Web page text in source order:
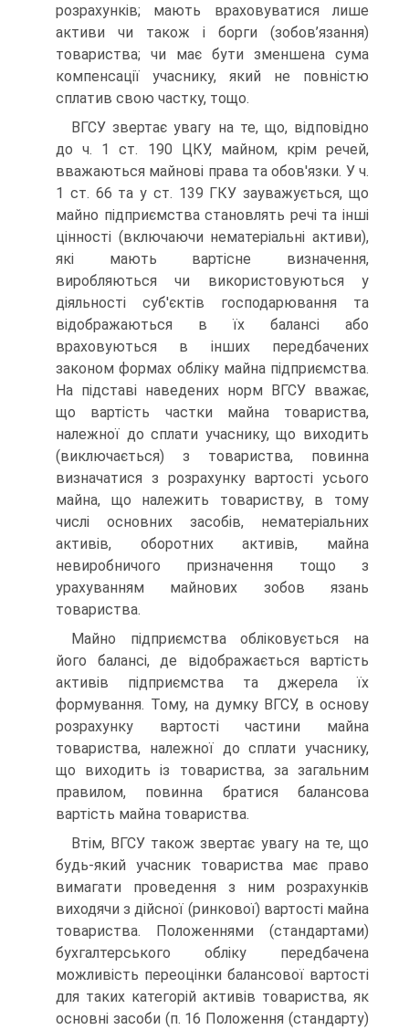
розрахунків; мають враховуватися лише
активи чи також і борги (зобов’язання)
товариства; чи має бути зменшена сума
компенсації учаснику, який не повністю
сплатив свою частку, тощо.
ВГСУ звертає увагу на те, що, відповідно
до ч. 1 ст. 190 ЦКУ, майном, крім речей,
вважаються майнові права та обов'язки. У ч.
1 ст. 66 та у ст. 139 ГКУ зауважується, що
майно підприємства становлять речі та інші
цінності (включаючи нематеріальні активи),
які мають вартісне визначення,
виробляються чи використовуються у
діяльності суб'єктів господарювання та
відображаються в їх балансі або
враховуються в інших передбачених
законом формах обліку майна підприємства.
На підставі наведених норм ВГСУ вважає,
що вартість частки майна товариства,
належної до сплати учаснику, що виходить
(виключається) з товариства, повинна
визначатися з розрахунку вартості усього
майна, що належить товариству, в тому
числі основних засобів, нематеріальних
активів, оборотних активів, майна
невиробничого призначення тощо з
урахуванням майнових зобов язань
товариства.
Майно підприємства обліковується на
його балансі, де відображається вартість
активів підприємства та джерела їх
формування. Тому, на думку ВГСУ, в основу
розрахунку вартості частини майна
товариства, належної до сплати учаснику,
що виходить із товариства, за загальним
правилом, повинна братися балансова
вартість майна товариства.
Втім, ВГСУ також звертає увагу на те, що
будь-який учасник товариства має право
вимагати проведення з ним розрахунків
виходячи з дійсної (ринкової) вартості майна
товариства. Положеннями (стандартами)
бухгалтерського обліку передбачена
можливість переоцінки балансової вартості
для таких категорій активів товариства, як
основні засоби (п. 16 Положення (стандарту)